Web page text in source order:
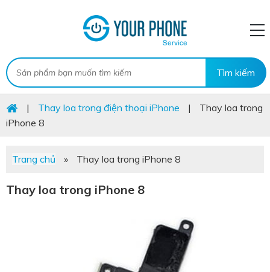
| Thay loa trong điện thoại iPhone |
Thay loa trong
iPhone 8
Trang chủ » Thay loa trong iPhone 8
Thay loa trong iPhone 8